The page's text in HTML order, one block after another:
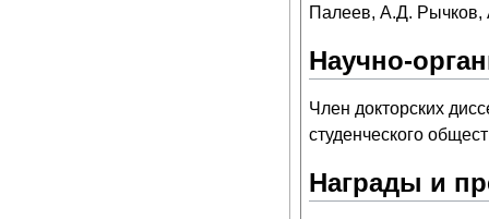
Палеев, А.Д. Рычков,
Научно-
Член докторских
студенческого
Награды и